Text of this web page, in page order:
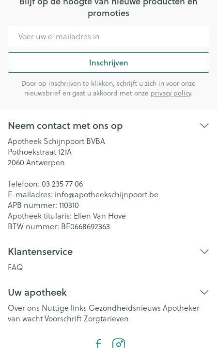
promoties
Inschrijven
Door op inschrijven te klikken, schrijft u zich in voor onze
nieuwsbrief en gaat u akkoord met onze privacy policy.
Neem contact met ons op
Apotheek Schijnpoort BVBA
Pothoekstraat 121A
2060 Antwerpen
Telefoon: 03 235 77 06
E-mailadres: info@apotheekschijnpoort.be
APB nummer: 110310
Apotheek titularis: Elien Van Hove
BTW nummer: BE0668692363
Klantenservice
FAQ
Uw apotheek
Over ons Nuttige links Gezondheidsnieuws Apotheker
van wachtVoorschriftZorgtarieven